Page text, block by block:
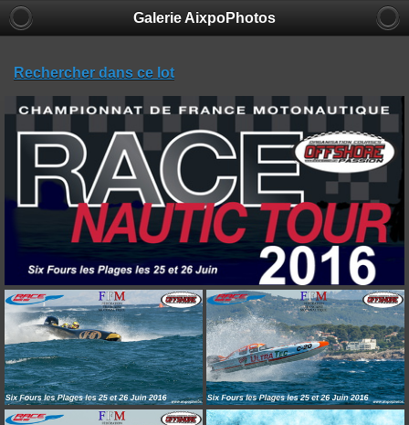
Galerie AixpoPhotos
Rechercher dans ce lot